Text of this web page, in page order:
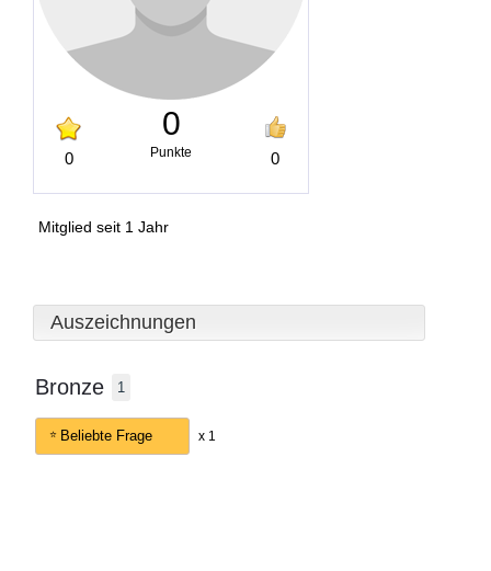
0
0
Punkte 0
Mitglied seit 1 Jahr
Auszeichnungen
Bronze 1
Beliebte Frage x 1